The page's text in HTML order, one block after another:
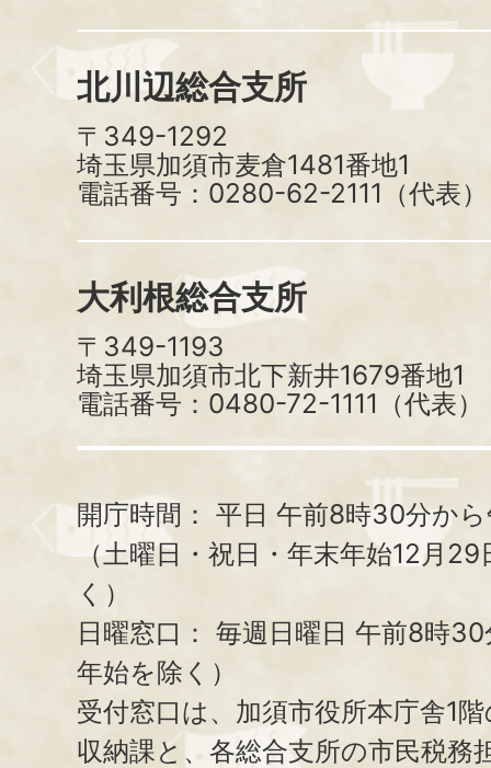
北川辺総合支所
〒349-1292
埼玉県加須市麦倉1481番地1
電話番号：0280-62-2111（代表）
大利根総合支所
〒349-1193
埼玉県加須市北下新井1679番地1
電話番号：0480-72-1111（代表）
開庁時間： 平日 午前8時30分か
（土曜日・祝日・年末年始12月
く）
日曜窓口： 毎週日曜日 午前8時
年始を除く）
受付窓口は、加須市役所本庁舎1
収納課と、 各総合支所の市民税務